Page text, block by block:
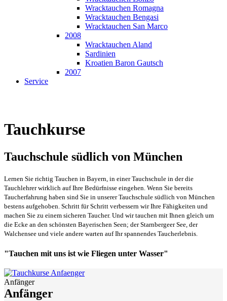
Wracktauchen Romagna
Wracktauchen Bengasi
Wracktauchen San Marco
2008
Wracktauchen Aland
Sardinien
Kroatien Baron Gautsch
2007
Service
Tauchkurse
Tauchschule südlich von München
Lernen Sie richtig Tauchen in Bayern, in einer Tauchschule in der die
Tauchlehrer wirklich auf Ihre Bedürfnisse eingehen. Wenn Sie bereits
Taucherfahrung haben sind Sie in unserer Tauchschule südlich von München
bestens aufgehoben. Schritt für Schritt verbessern wir Ihre Fähigkeiten und
machen Sie zu einem sicheren Taucher. Und wir tauchen mit Ihnen gleich um
die Ecke an den schönsten Bayerischen Seen; der Starnbergeer See, der
Walchensee und viele andere warten auf Ihr spannendes Taucherlebnis.
"Tauchen mit uns ist wie Fliegen unter Wasser"
Anfänger
Anfänger